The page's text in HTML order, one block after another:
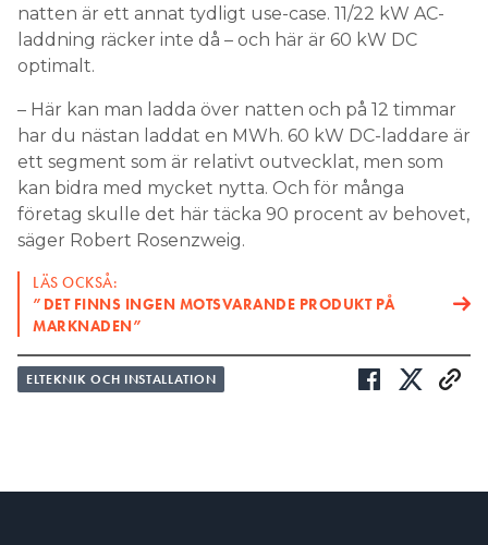
natten är ett annat tydligt use-case. 11/22 kW AC-
laddning räcker inte då – och här är 60 kW DC
optimalt.
– Här kan man ladda över natten och på 12 timmar
har du nästan laddat en MWh. 60 kW DC-laddare är
ett segment som är relativt outvecklat, men som
kan bidra med mycket nytta. Och för många
företag skulle det här täcka 90 procent av behovet,
säger Robert Rosenzweig.
LÄS OCKSÅ:
”DET FINNS ­INGEN MOTSVARANDE PRODUKT PÅ
MARKNADEN”
ELTEKNIK OCH INSTALLATION